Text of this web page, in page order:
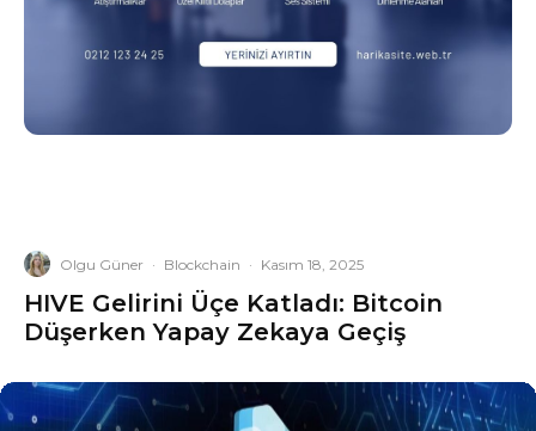
Olgu Güner · Blockchain · Kasım 18, 2025
HIVE Gelirini Üçe Katladı: Bitcoin
Düşerken Yapay Zekaya Geçiş